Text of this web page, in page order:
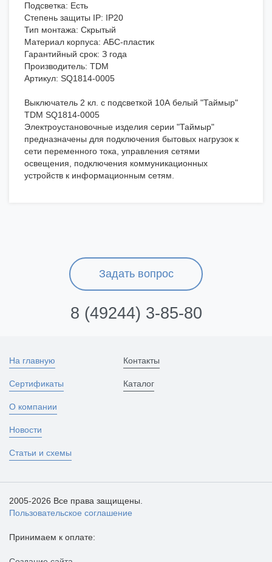
Подсветка: Есть
Степень защиты IP: IP20
Тип монтажа: Скрытый
Материал корпуса: АБС-пластик
Гарантийный срок: З года
Производитель: TDM
Артикул: SQ1814-0005
Выключатель 2 кл. с подсветкой 10А белый "Таймыр"
TDM SQ1814-0005
Электроустановочные изделия серии "Таймыр"
предназначены для подключения бытовых нагрузок к
сети переменного тока, управления сетями
освещения, подключения коммуникационных
устройств к информационным сетям.
Задать вопрос
8 (49244) 3-85-80
На главную
Сертификаты
О компании
Новости
Статьи и схемы
Контакты
Каталог
2005-2026 Все права защищены.
Пользовательское соглашение
Принимаем к оплате: